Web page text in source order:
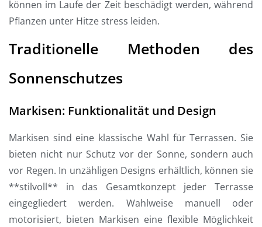
können im Laufe der Zeit beschädigt werden, während
Pflanzen unter Hitze stress leiden.
Traditionelle Methoden des
Sonnenschutzes
Markisen: Funktionalität und Design
Markisen sind eine klassische Wahl für Terrassen. Sie
bieten nicht nur Schutz vor der Sonne, sondern auch
vor Regen. In unzähligen Designs erhältlich, können sie
**stilvoll** in das Gesamtkonzept jeder Terrasse
eingegliedert werden. Wahlweise manuell oder
motorisiert, bieten Markisen eine flexible Möglichkeit